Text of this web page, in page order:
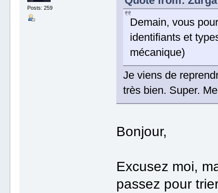
Posts: 259
Demain, vous
identifiants et
mécanique)
Je viens de
très bien. Super.
Bonjour,
Excusez moi,
passez pour